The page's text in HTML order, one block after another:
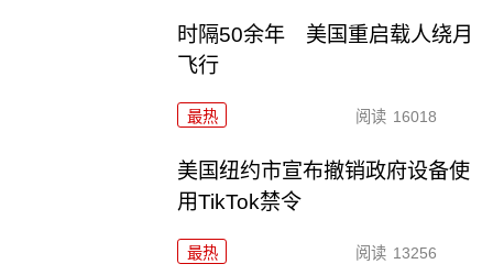
时隔50余年 美国重启载人绕月
飞行
最热 阅读 16018
美国纽约市宣布撤销政府设备使
用TikTok禁令
最热 阅读 13256